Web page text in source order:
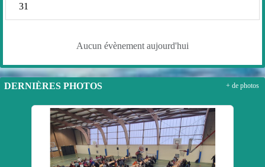
31
Aucun évènement aujourd'hui
DERNIÈRES PHOTOS + de photos